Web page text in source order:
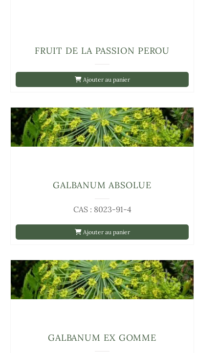
Ajouter au panier
FRUIT DE LA PASSION PEROU
Ajouter au panier
CAS : 8023-91-4
GALBANUM ABSOLUE
GALBANUM EX GOMME